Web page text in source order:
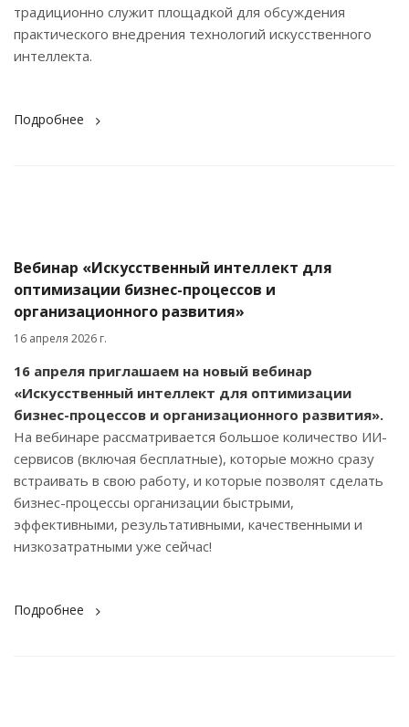
традиционно служит площадкой для обсуждения
практического внедрения технологий искусственного
интеллекта.
Подробнее
Вебинар «Искусственный интеллект для
оптимизации бизнес-процессов и
организационного развития»
16 апреля 2026 г.
16 апреля приглашаем на новый вебинар
«Искусственный интеллект для оптимизации
бизнес-процессов и организационного развития».
На вебинаре рассматривается большое количество ИИ-
сервисов (включая бесплатные), которые можно сразу
встраивать в свою работу, и которые позволят сделать
бизнес-процессы организации быстрыми,
эффективными, результативными, качественными и
низкозатратными уже сейчас!
Подробнее